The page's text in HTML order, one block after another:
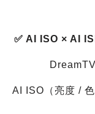
✅ AI ISO × AI
AI ISO（亮度 /